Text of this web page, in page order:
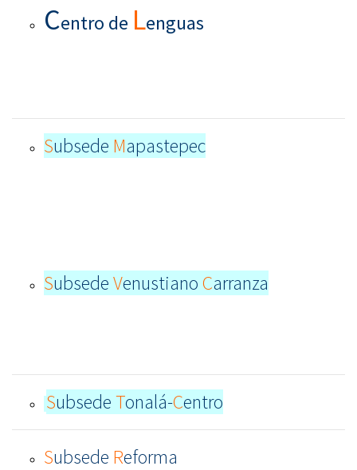
Centro de Lenguas
Subsede Mapastepec
SubsedeVenustianoCarranza
SubsedeTonalá-Centro
Subsede Reforma